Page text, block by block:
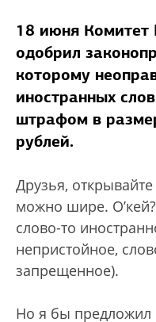
18 июня Комитет
одобрил
которому
иностранных
штрафом в
рублей.
Друзья,
можно шире.
слово-то
непристойное,
запрещенное).
Но я бы предложил